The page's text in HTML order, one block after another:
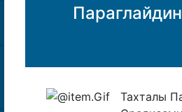
Тахталы